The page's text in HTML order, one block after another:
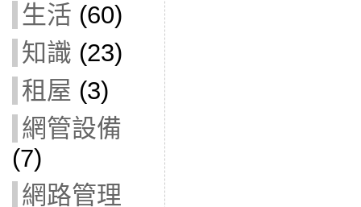
生活 (60)
知識 (23)
租屋 (3)
網管設備
(7)
網路管理